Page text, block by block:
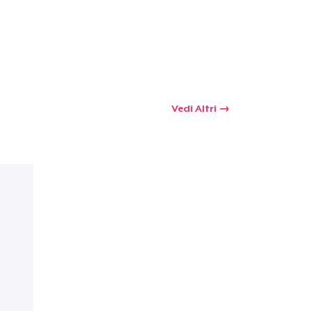
Vedi Altri